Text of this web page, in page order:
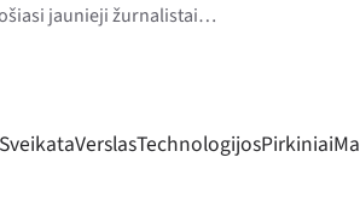
jaunieji žurnalistai…
SveikataVerslasTechnologijosPirkiniai